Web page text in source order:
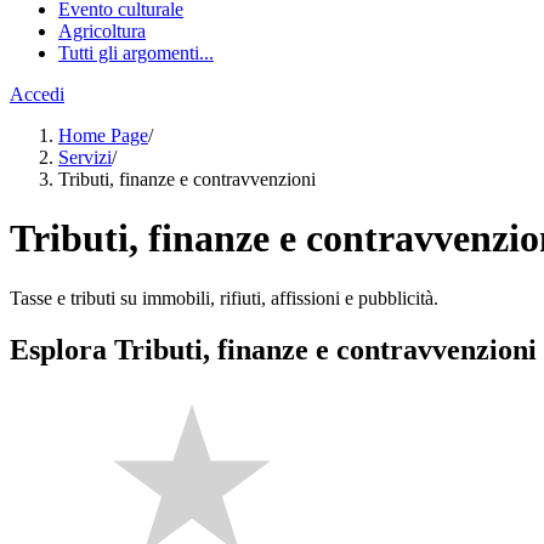
Evento culturale
Agricoltura
Tutti gli argomenti...
Accedi
Home Page/
Servizi/
Tributi, finanze e contravvenzioni
Tributi, finanze e
Tasse e tributi su immobili, rifiuti, affissioni e pubblicità.
Esplora Tributi, finanze e contravvenzioni